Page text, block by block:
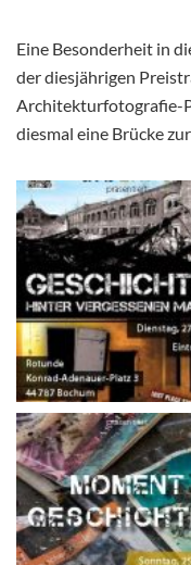
Eine Besonderheit in
der diesjährigen
Architekturfotografie-
diesmal eine Brücke